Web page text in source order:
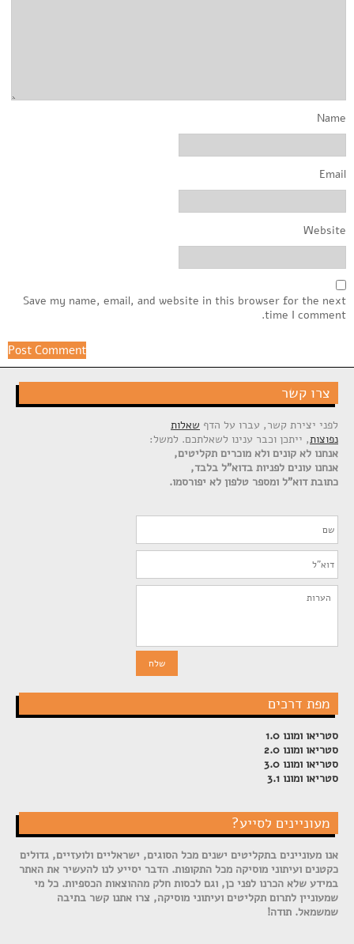
Name
Email
Website
Save my name, email, and website in this browser for the next
time I comment.
צרו קשר
לפני יצירת קשר, עברו על הדף שאלות
נפוצות, ייתכן וכבר ענינו לשאלתכם. למשל:
אנחנו לא קונים ולא מוכרים תקליטים,
אנחנו עונים לפניות בדוא"ל בלבד,
כתובת דוא"ל ומספר טלפון לא יפורסמו.
מפת דרכים
סטריאו ומונו 1.0
סטריאו ומונו 2.0
סטריאו ומונו 3.0
סטריאו ומונו 3.1
מעוניינים לסייע?
אנו מעוניינים בתקליטים ישנים מכל הסוגים, ישראליים ולועזיים, גדולים
כקטנים ועיתוני מוסיקה מכל התקופות. הדבר יסייע לנו להעשיר את האתר
במידע שלא הכרנו לפני כן, וגם לכסות חלק מההוצאות הכספיות. כל מי
שמעוניין לתרום תקליטים ועיתוני מוסיקה, צרו אתנו קשר בתיבה
שמשמאל. תודה!